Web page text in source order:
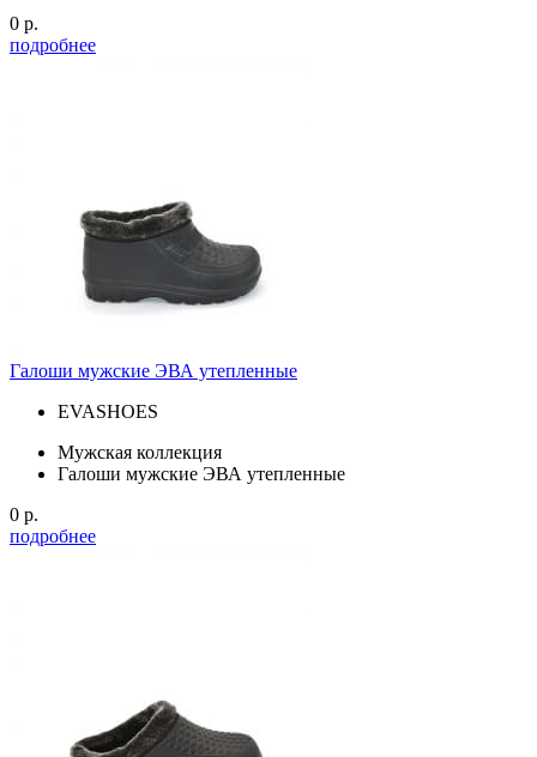
0 р.
подробнее
Галоши мужские ЭВА утепленные
EVASHOES
Мужская коллекция
Галоши мужские ЭВА утепленные
0 р.
подробнее